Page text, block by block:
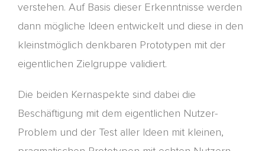
verstehen. Auf Basis dieser Erkenntnisse werden
dann mögliche Ideen entwickelt und diese in den
kleinstmöglich denkbaren Prototypen mit der
eigentlichen Zielgruppe validiert.
Die beiden Kernaspekte sind dabei die
Beschäftigung mit dem eigentlichen Nutzer-
Problem und der Test aller Ideen mit kleinen,